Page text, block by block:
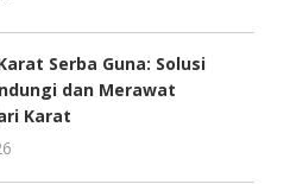
Serba Guna: Solusi
dan Merawat
Karat